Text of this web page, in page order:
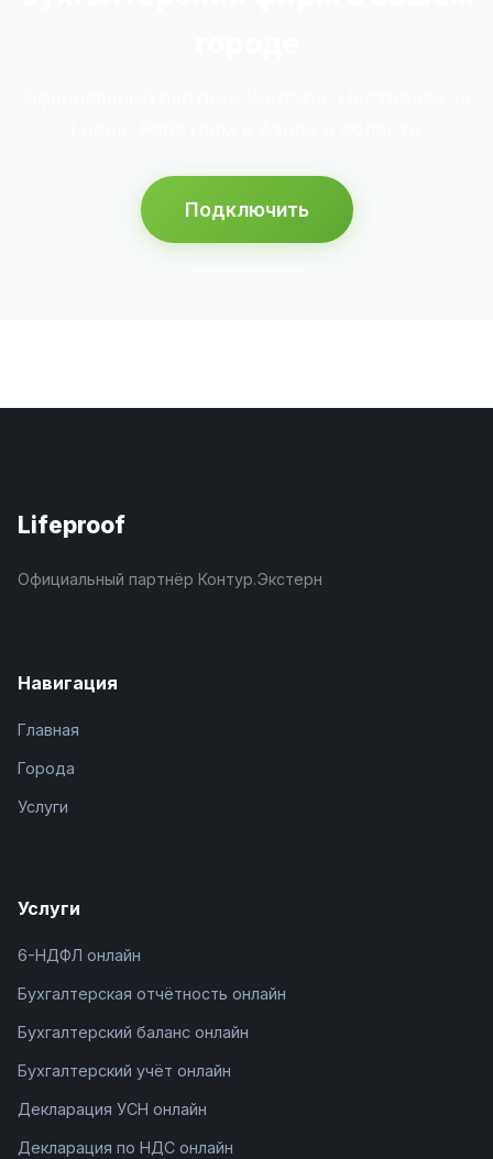
Подключить
Lifeproof
Официальный партнёр Контур.Экстерн
Навигация
Главная
Города
Услуги
Услуги
6-НДФЛ онлайн
Бухгалтерская отчётность онлайн
Бухгалтерский баланс онлайн
Бухгалтерский учёт онлайн
Декларация УСН онлайн
Декларация по НДС онлайн